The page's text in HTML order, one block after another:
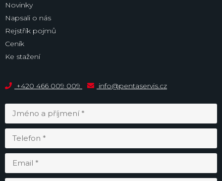
Novinky
Napsali o nás
Rejstřík pojmů
Ceník
Ke stažení
+420 466 009 009 info@pentaservis.cz